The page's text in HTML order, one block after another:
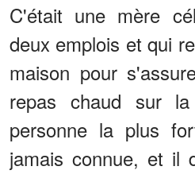
C'était une mère
deux emplois et qui
maison pour
repas chaud sur
personne la plus
jamais connue, et il